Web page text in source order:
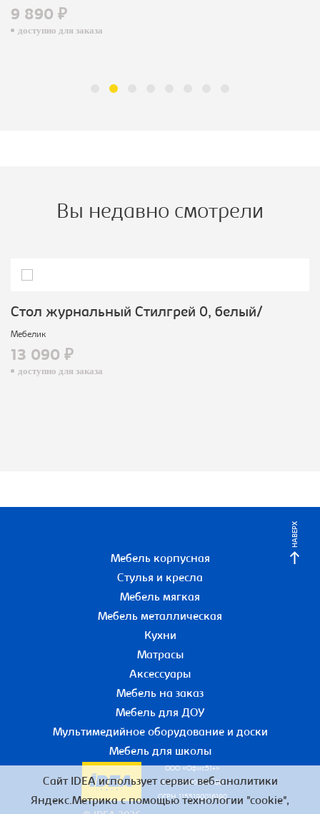
9 890 ₽
доступно для заказа
Вы недавно смотрели
Стол журнальный Стилгрей 0, белый/
Мебелик
13 090 ₽
доступно для заказа
НАВЕРХ
Мебель корпусная
Стулья и кресла
Мебель мягкая
Мебель металлическая
Кухни
Матрасы
Аксессуары
Мебель на заказ
Мебель для ДОУ
Мультимедийное оборудование и доски
Мебель для школы
ООО «Офис51+»
ИНН 5190055780
ОГРН 1155190016190
Сайт IDEA использует сервис веб-аналитики
Яндекс.Метрика с помощью технологии "cookie",